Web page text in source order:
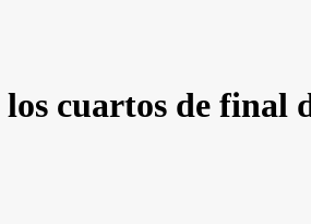
cuartos de final